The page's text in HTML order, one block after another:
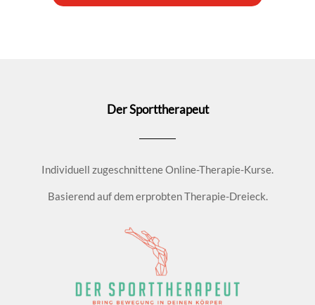
Der Sporttherapeut
Individuell zugeschnittene Online-Therapie-Kurse.
Basierend auf dem erprobten Therapie-Dreieck.